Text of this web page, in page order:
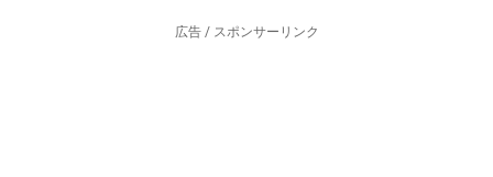
広告 / スポンサーリンク